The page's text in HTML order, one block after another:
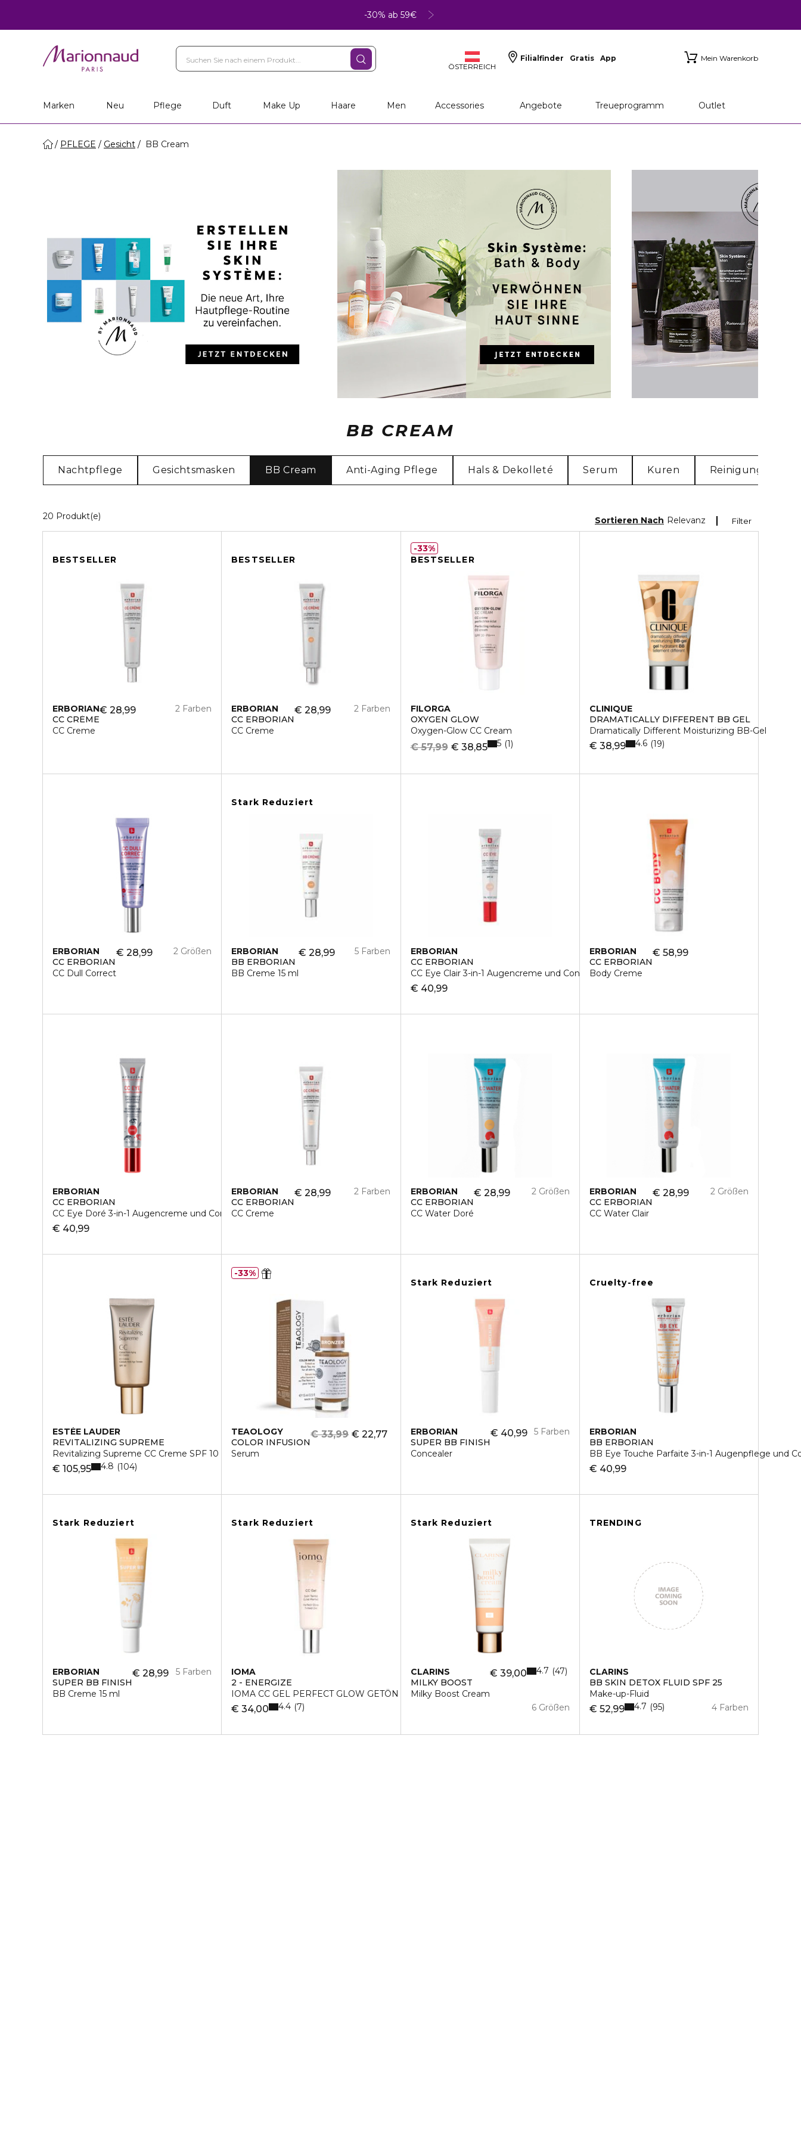
-30% ab 59€
ÖSTERREICH
Filialfinder Gratis App Mein Warenkorb
Marken Neu Pflege Duft Make Up Haare Men Accessories Angebote Treueprogramm Outlet
PFLEGE Gesicht BB Cream
BB CREAM
Nachtpflege Gesichtsmasken BB Cream Anti-Aging Pflege Hals & Dekolleté Serum Kuren Reinigung &
20 Produkt(e) Filter
Sortieren Nach Relevanz
BESTSELLER
ERBORIAN
CC CRÈME
CC Creme
€ 28,99 2 Farben
BESTSELLER
ERBORIAN
CC ERBORIAN
CC Creme
€ 28,99 2 Farben
BESTSELLER
FILORGA
OXYGEN GLOW
Oxygen-Glow CC Cream
€ 38,85
€ 57,99 5 1
33%
CLINIQUE
DRAMATICALLY DIFFERENT BB GEL
Dramatically Different Moisturizing BB-Gel
€ 38,99 4.6 19
ERBORIAN
CC ERBORIAN
CC Dull Correct
€ 28,99 2 Größen
Stark Reduziert
ERBORIAN
BB ERBORIAN
BB Creme 15 ml
€ 28,99 5 Farben
ERBORIAN
CC ERBORIAN
CC Eye Clair 3-in-1 Augencreme und Concealer
€ 40,99
ERBORIAN
CC ERBORIAN
Body Creme
€ 58,99
ERBORIAN
CC ERBORIAN
CC Eye Doré 3-in-1 Augencreme und Concealer
€ 40,99
ERBORIAN
CC ERBORIAN
CC Creme
€ 28,99 2 Farben
ERBORIAN
CC ERBORIAN
CC Water Doré
€ 28,99 2 Größen
ERBORIAN
CC ERBORIAN
CC Water Clair
€ 28,99 2 Größen
ESTÉE LAUDER
REVITALIZING SUPREME
Revitalizing Supreme CC Creme SPF 10 Gesichtscreme
€ 105,95 4.8 104
TEAOLOGY
COLOR INFUSION
Serum
€ 22,77
€ 33,99
33%
Stark Reduziert
ERBORIAN
SUPER BB FINISH
Concealer
€ 40,99 5 Farben
Cruelty-free
ERBORIAN
BB ERBORIAN
BB Eye Touche Parfaite 3-in-1 Augenpflege und
€ 40,99
Stark Reduziert
ERBORIAN
SUPER BB FINISH
BB Creme 15 ml
€ 28,99 5 Farben
Stark Reduziert
IOMA
2 - ENERGIZE
IOMA CC GEL PERFECT GLOW GETÖN
€ 34,00 4.4 7
Stark Reduziert
CLARINS
MILKY BOOST
Milky Boost Cream
€ 39,00
6 Größen
4.7 47
TRENDING
CLARINS
BB SKIN DETOX FLUID SPF 25
Make-up-Fluid
€ 52,99 4 Farben
4.7 95